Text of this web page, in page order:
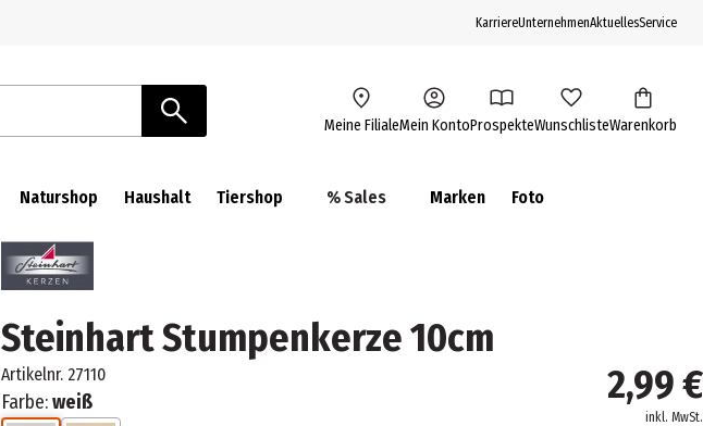
KarriereUnternehmenAktuellesService
Meine FilialeMein KontoProspekteWunschlisteWarenkorb
Naturshop Haushalt Tiershop % Sales Marken Foto
Steinhart Stumpenkerze 10cm
Artikelnr. 27110
Farbe:weiß 2,99 €
inkl. MwSt.